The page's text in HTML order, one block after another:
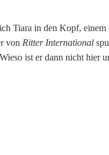
Tiara in den Kopf,
von Ritter International
ist er dann nicht